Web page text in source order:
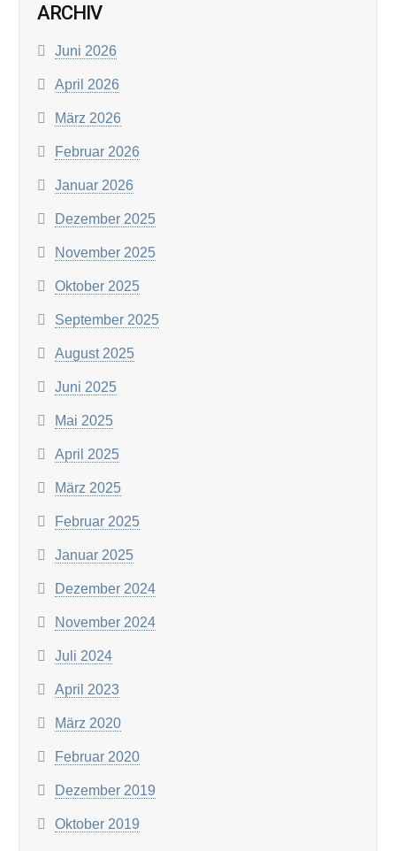
ARCHIV
Juni 2026
April 2026
März 2026
Februar 2026
Januar 2026
Dezember 2025
November 2025
Oktober 2025
September 2025
August 2025
Juni 2025
Mai 2025
April 2025
März 2025
Februar 2025
Januar 2025
Dezember 2024
November 2024
Juli 2024
April 2023
März 2020
Februar 2020
Dezember 2019
Oktober 2019